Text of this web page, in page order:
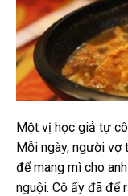
Một vị học giả tự
Mỗi ngày, người vợ
để mang mì cho
nguội. Cô ấy đã để